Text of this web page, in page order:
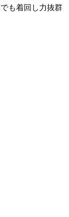
も着回し力抜群